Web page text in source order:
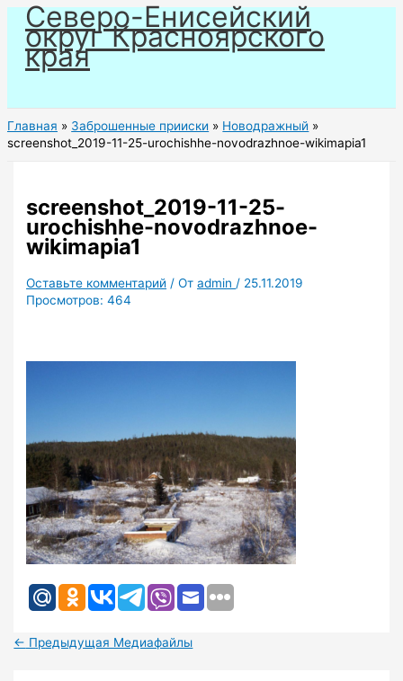
Перейти
содержимому
Северо-Енисейский
округ Красноярского
края
Главная Заброшенные прииски
Новодражный
screenshot_2019-11-25-urochishhe-novodrazhnoe-wikimapia1
screenshot_2019-11-25-
urochishhe-novodrazhnoe-
wikimapia1
Оставьте комментарий / Отadmin / 25.11.2019
Просмотров: 464
← Предыдущая Медиафайлы